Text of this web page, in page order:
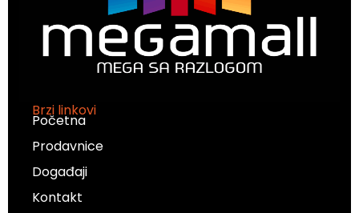
Brzi linkovi
Početna
Prodavnice
Događaji
Kontakt